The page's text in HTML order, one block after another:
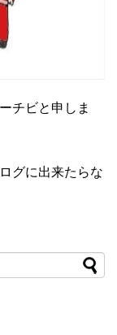
チビと申しま
グに出来たらな